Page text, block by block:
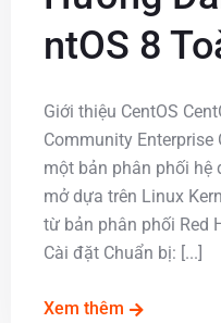
ntOS 8
Giới thiệu CentOS
Community
một bản phân phối hệ
mở dựa trên Linux
từ bản phân phối Red
Cài đặt Chuẩn bị: [...]
Xem thêm